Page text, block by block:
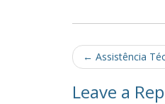
Post
← Assistência
Leave a